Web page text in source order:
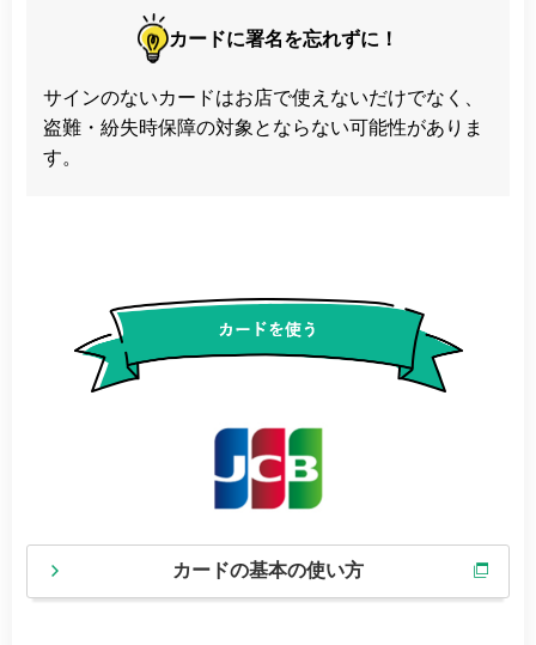
カードに署名を忘れずに！
サインのないカードはお店で使えないだけでなく、
盗難・紛失時保障の対象とならない可能性がありま
す。
カードの基本の使い方